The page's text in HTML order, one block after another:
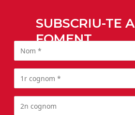
SUBSCRIU-TE A
FOMENT